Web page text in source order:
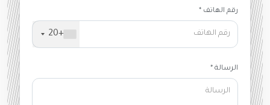
رقم الهاتف *
+20
الرسالة *